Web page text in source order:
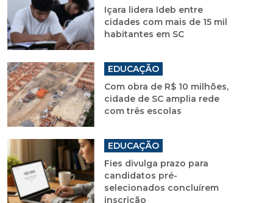
Içara lidera Ideb entre
cidades com mais de 15 mil
habitantes em SC
EDUCAÇÃO
Com obra de R$ 10 milhões,
cidade de SC amplia rede
com três escolas
EDUCAÇÃO
Fies divulga prazo para
candidatos pré-
selecionados concluírem
inscrição